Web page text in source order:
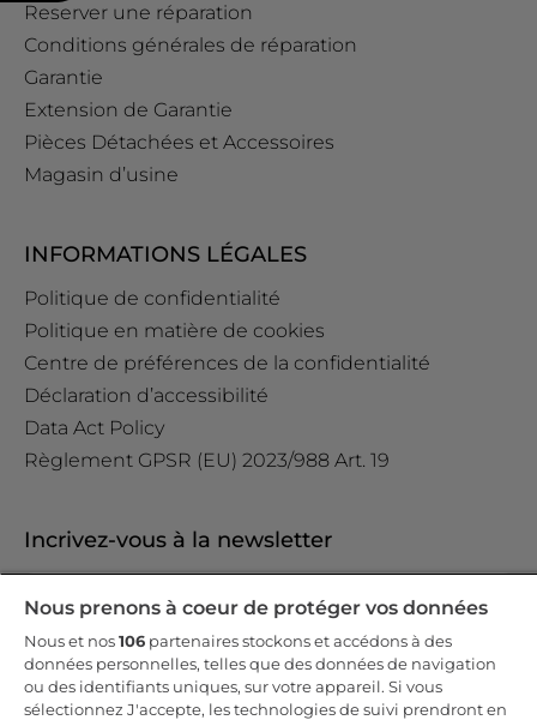
Reserver une réparation
Conditions générales de réparation
Garantie
Extension de Garantie
Pièces Détachées et Accessoires
Magasin d’usine
INFORMATIONS LÉGALES
Politique de confidentialité
Politique en matière de cookies
Centre de préférences de la confidentialité
Déclaration d’accessibilité
Data Act Policy
Règlement GPSR (EU) 2023/988 Art. 19
Incrivez-vous à la newsletter
première commande
Nous prenons à coeur de protéger vos données
Nous et nos106 partenaires stockons et accédons à des
données personnelles, telles que des données de navigation
ou des identifiants uniques, sur votre appareil. Si vous
sélectionnez J'accepte, les technologies de suivi prendront en